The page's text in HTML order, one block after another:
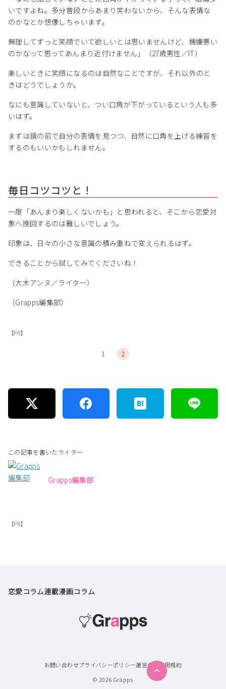
いですよね。多分普段からあまり笑わないから、そんな表情な
のかなとか想像しちゃいます。
無理してずっと笑顔でいて欲しいとは思いませんけど、機嫌悪い
のかなって思ってあんまり近付けません」（27歳男性／IT）
楽しいときに笑顔になるのは自然なことですが、それ以外のと
きはどうでしょうか。
なにも意識していないと、つい口角が下がっているという人も多
いはず。
まずは鏡の前で自分の表情を見つつ、自然に口角を上げる練習を
するのもいいかもしれません。
毎日コツコツと！
一度「あんまり楽しくないかも」と思われると、そこから恋愛対
象へ挽回するのは難しいでしょう。
印象は、日々の小さな意識の積み重ねで変えられるはず。
できることから試してみてくださいね！
（大木アンヌ／ライター）
（Grapps編集部）
【PR】
1 2
この記事を書いたライター
Grapps編集部
【PR】
恋愛コラム連載漫画コラム
お問い合わせプライバシーポリシー運営会社
利用規約
© 2026 Grapps